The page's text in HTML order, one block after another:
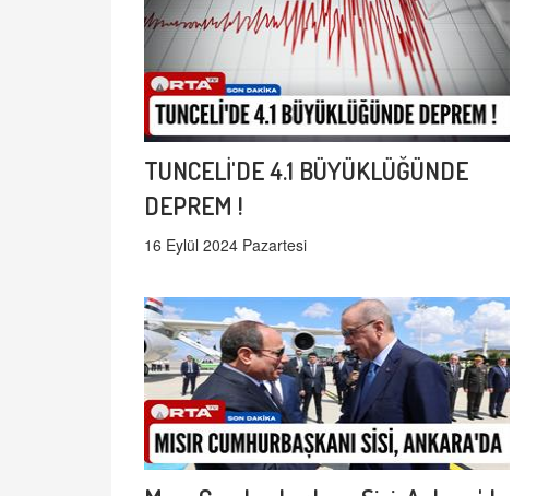
TUNCELİ'DE 4.1 BÜYÜKLÜĞÜNDE
DEPREM !
16 Eylül 2024 Pazartesi